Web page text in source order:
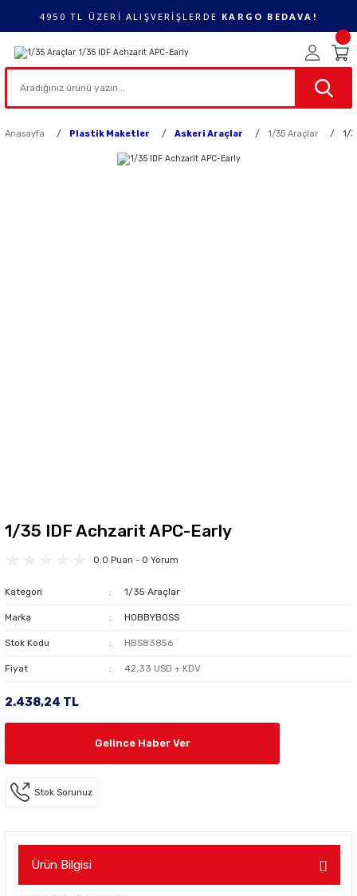
4950 TL ÜZERİ ALIŞVERİŞLERDE KARGO BEDAVA!
Anasayfa Plastik Maketler Askeri Araçlar 1/35 Araçlar 1/
1/35 IDF Achzarit APC-Early
0.0 Puan - 0 Yorum
Kategori 1/35 Araçlar
Marka HOBBYBOSS
Stok Kodu HBS83856
Fiyat 42,33 USD + KDV
2.438,24 TL
Gelince Haber Ver
Stok Sorunuz
Ürün Bilgisi